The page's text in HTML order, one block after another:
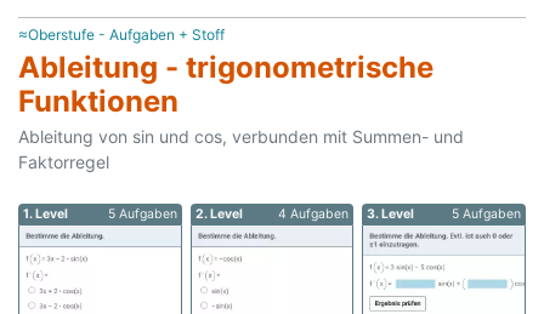
≈Oberstufe - Aufgaben + Stoff
Ableitung - trigonometrische
Funktionen
Ableitung von sin und cos, verbunden mit Summen- und
Faktorregel
1. Level 5 Aufgaben 2. Level 4 Aufgaben 3. Level 5 Aufgaben